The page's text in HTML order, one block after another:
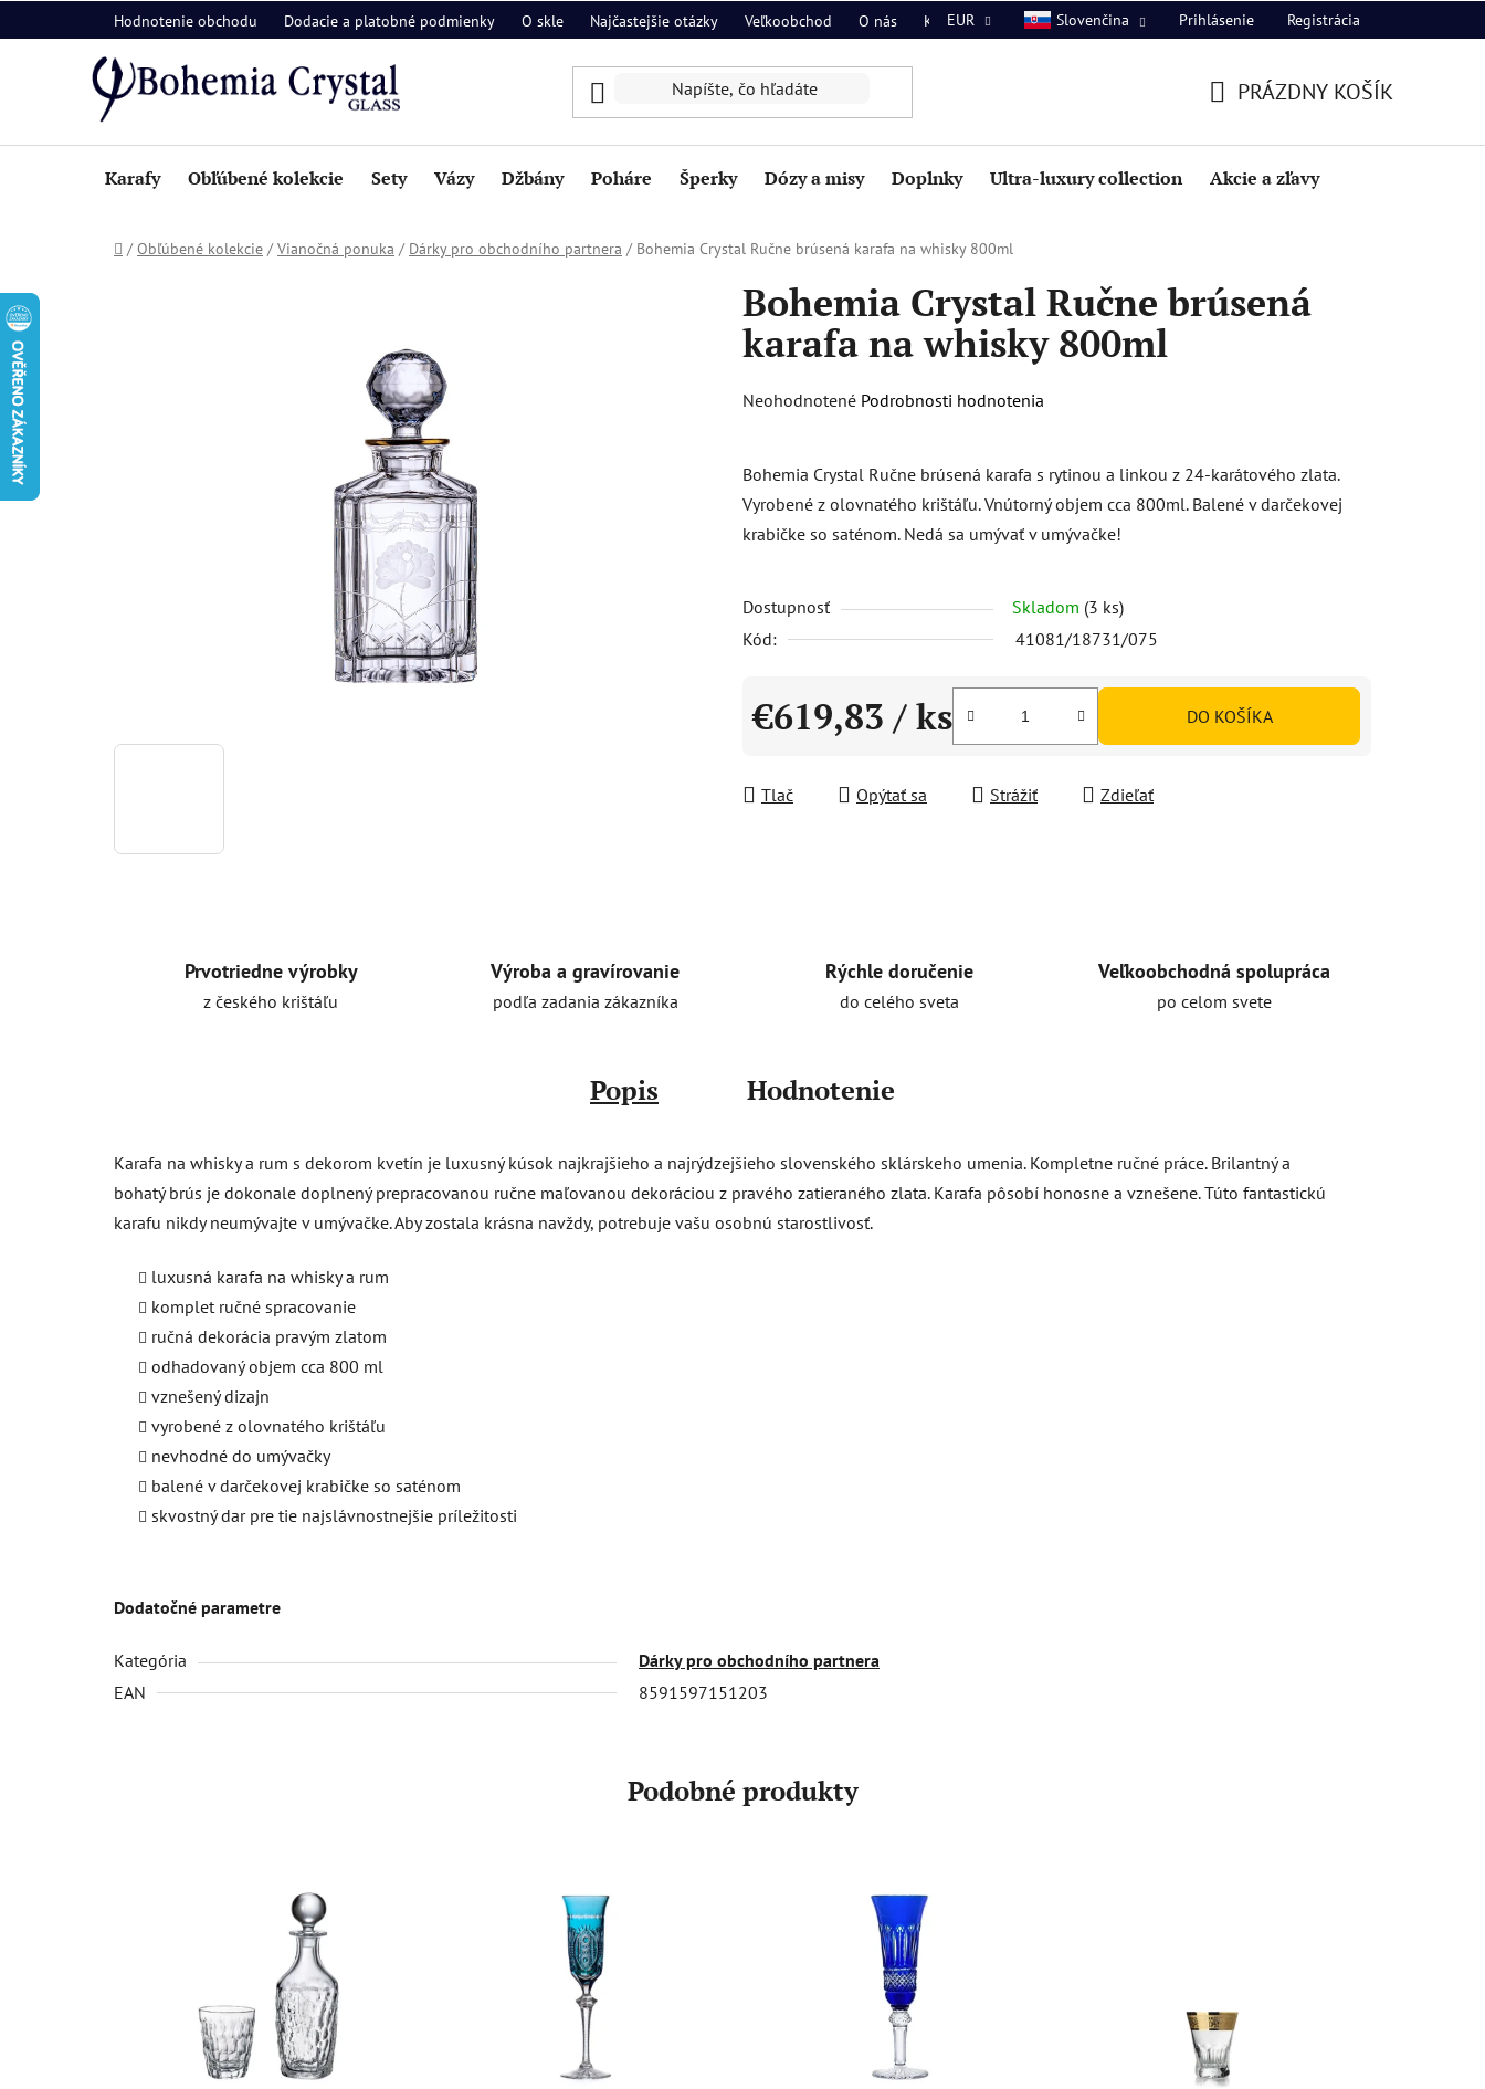
na
Hodnotenie obchodu Dodacie a platobné podmienky O skle Najčastejšie otázky Veľkoobchod O nás Kontakt
EUR Slovenčina Prihlásenie Registrácia
KOŠÍK
PRÁZDNY KOŠÍK
Karafy Obľúbené kolekcie Sety Vázy Džbány Poháre Šperky Dózy a misy Doplnky Ultra-luxury collection Akcie a zľavy
Domov
/ Obľúbené kolekcie / Vianočná ponuka / Dárky pro obchodního partnera / Bohemia Crystal Ručne brúsená karafa na whisky 800ml
Bohemia Crystal Ručne brúsená
karafa na whisky 800ml
Priemerné
je
0,0
z
hviezdičiek.
Neohodnotené Podrobnosti hodnotenia
Bohemia Crystal Ručne brúsená karafa s rytinou a linkou z 24-karátového zlata.
Vyrobené z olovnatého krištáľu. Vnútorný objem cca 800ml. Balené v darčekovej
krabičke so saténom. Nedá sa umývať v umývačke!
Dostupnosť Skladom (3 ks)
Kód:
41081/18731/075
€619,83 / ks DO KOŠÍKA
Tlač Opýtať sa Strážiť Zdieľať
Prvotriedne výrobky
z českého krištáľu
Výroba a gravírovanie
podľa zadania zákazníka
Rýchle doručenie
do celého sveta
Veľkoobchodná spolupráca
po celom svete
Popis Hodnotenie
Karafa na whisky a rum s dekorom kvetín je luxusný kúsok najkrajšieho a najrýdzejšieho slovenského sklárskeho umenia. Kompletne ručné práce. Brilantný a
bohatý brús je dokonale doplnený prepracovanou ručne maľovanou dekoráciou z pravého zatieraného zlata. Karafa pôsobí honosne a vznešene. Túto fantastickú
karafu nikdy neumývajte v umývačke. Aby zostala krásna navždy, potrebuje vašu osobnú starostlivosť.
luxusná karafa na whisky a rum
komplet ručné spracovanie
ručná dekorácia pravým zlatom
odhadovaný objem cca 800 ml
vznešený dizajn
vyrobené z olovnatého krištáľu
nevhodné do umývačky
balené v darčekovej krabičke so saténom
skvostný dar pre tie najslávnostnejšie príležitosti
Dodatočné parametre
Kategória
Dárky pro obchodního partnera
EAN
8591597151203
Podobné produkty